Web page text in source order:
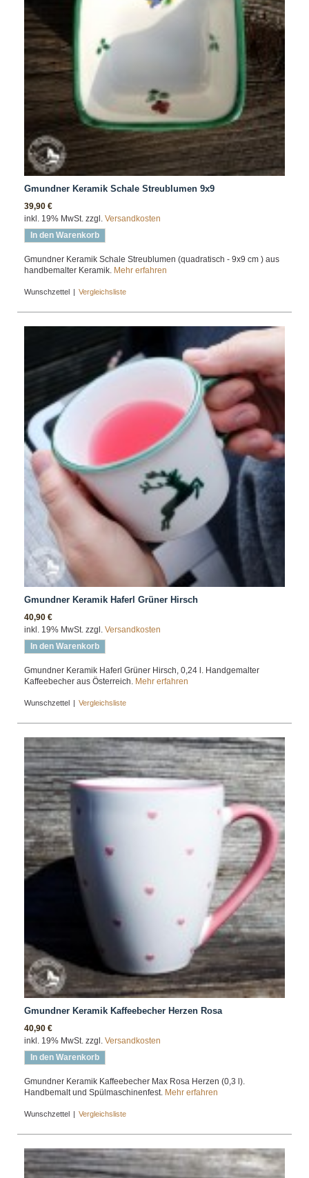
Gmundner Keramik Schale Streublumen 9x9
39,90 €
inkl. 19% MwSt. zzgl. Versandkosten
In den Warenkorb
Gmundner Keramik Schale Streublumen (quadratisch - 9x9 cm ) aus
handbemalter Keramik. Mehr erfahren
Wunschzettel | Vergleichsliste
Gmundner Keramik Haferl Grüner Hirsch
40,90 €
inkl. 19% MwSt. zzgl. Versandkosten
In den Warenkorb
Gmundner Keramik Haferl Grüner Hirsch, 0,24 l. Handgemalter
Kaffeebecher aus Österreich. Mehr erfahren
Wunschzettel | Vergleichsliste
Gmundner Keramik Kaffeebecher Herzen Rosa
40,90 €
inkl. 19% MwSt. zzgl. Versandkosten
In den Warenkorb
Gmundner Keramik Kaffeebecher Max Rosa Herzen (0,3 l).
Handbemalt und Spülmaschinenfest. Mehr erfahren
Wunschzettel | Vergleichsliste